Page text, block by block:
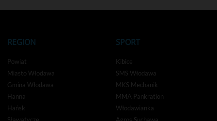
REGION
Powiat
Miasto Włodawa
Gmina Włodawa
Hanna
Hańsk
Sławatycze
SPORT
Kibice
SMS Włodawa
MKS Mechanik
MMA Pankration
Włodawianka
Agros Suchawa